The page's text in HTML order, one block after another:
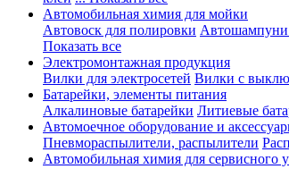
Автомобильная химия для мойки
Автовоск для полировки Автошампуни
Показать все
Электромонтажная продукция
Вилки для электросетей Вилки с
Батарейки, элементы питания
Алкалиновые батарейки Литиевые
Автомоечное оборудование и
Пневмораспылители, распылители
Автомобильная химия для сервисного